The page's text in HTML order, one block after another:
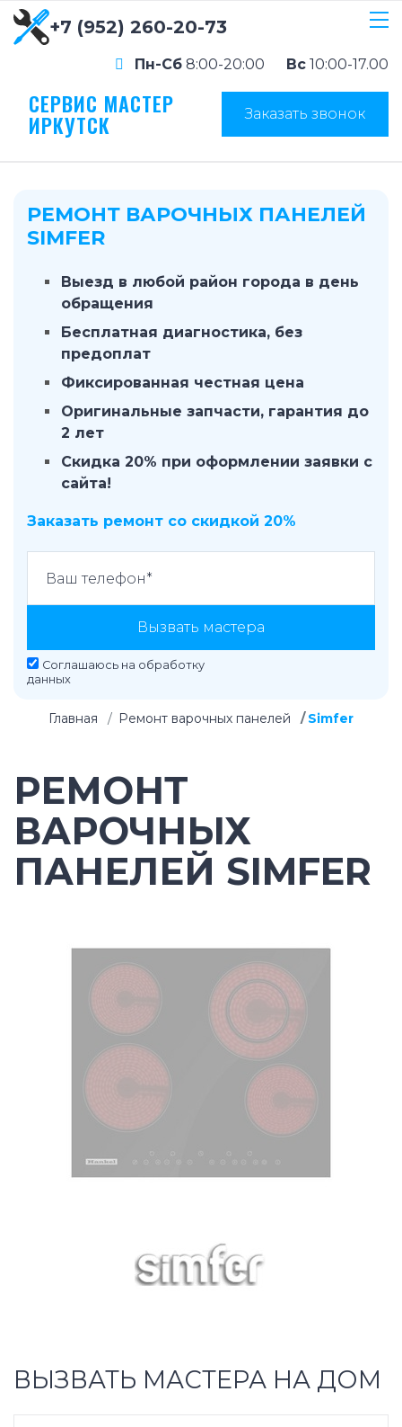
+7 (952) 260-20-73
Пн-Сб 8:00-20:00 Вс 10:00-17.00
СЕРВИС МАСТЕР
ИРКУТСК Заказать звонок
РЕМОНТ ВАРОЧНЫХ ПАНЕЛЕЙ
SIMFER
Выезд в любой район города в день
обращения
Бесплатная диагностика, без
предоплат
Фиксированная честная цена
Оригинальные запчасти, гарантия до
2 лет
Скидка 20% при оформлении заявки с
сайта!
Заказать ремонт со скидкой 20%
Вызвать мастера
Соглашаюсь на обработку
данных
Главная Ремонт варочных панелей Simfer
РЕМОНТ
ВАРОЧНЫХ
ПАНЕЛЕЙ SIMFER
ВЫЗВАТЬ МАСТЕРА НА ДОМ